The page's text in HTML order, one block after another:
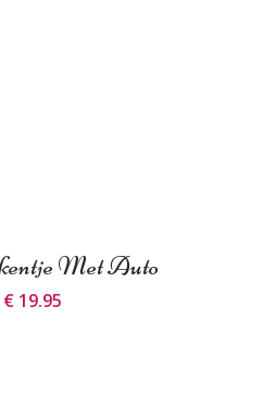
Met Auto
€ 19.95